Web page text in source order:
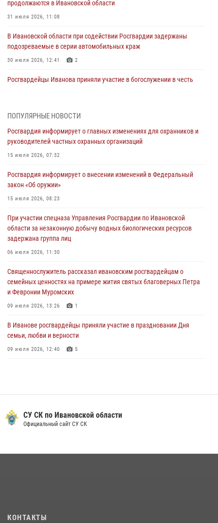
продолжаются в Ивановской области
31 июля 2026, 11:08
В Ивановской области при содействии Росгвардии задержаны
подозреваемые в серии автомобильных краж
30 июля 2026, 12:41 2
Росгвардейцы Иванова приняли участие в богослужении в честь
Росгвардии для ивановской молодежи
27 июля 2026, 14:10
занятие с вопитанниками детского лагеря
27 июля 2026, 12:56
охранными организациями состоялся в Управлении Росгвардии по
Ивановской области
24 июля 2026, 15:25
патроны у местного жителя
ПОПУЛЯРНЫЕ НОВОСТИ
Росгвардия информирует о главных изменениях для охранников и
руководителей частных охранных организаций
15 июля 2026, 07:32
Росгвардия информирует о внесении изменений в Федеральный
закон «Об оружии»
15 июля 2026, 08:23
При участии спецназа Управления Росгвардии по Ивановской
области за незаконную добычу водных биологических ресурсов
задержана группа лиц
06 июля 2026, 11:30
Священнослужитель рассказал ивановским росгвардейцам о
семейных ценностях на примере жития святых благоверных Петра
и Февронии Муромских
09 июля 2026, 13:26 1
В Иванове росгвардейцы приняли участие в праздновании Дня
семьи, любви и верности
09 июля 2026, 12:40 5
В Иванове сотрудниками лицензионно-разрешительной работы
Росгвардии проверено более 90 владельцев оружия за неделю
Ивановские росгвардейцы с начала года направили в зону СВО
СУ СК по Ивановской области
Официальный сайт СУ СК
КОНТАКТЫ